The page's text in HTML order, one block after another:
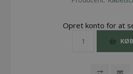
Opret konto for at
KØB